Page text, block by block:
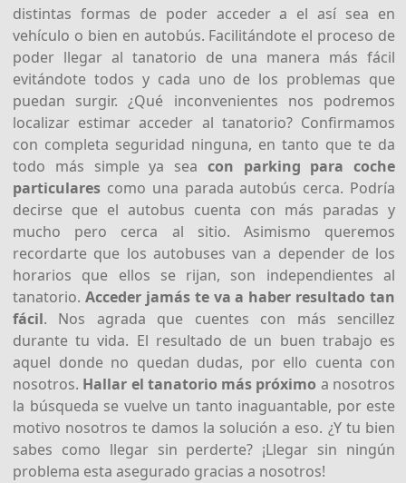
distintas formas de poder acceder a el así sea en
vehículo o bien en autobús. Facilitándote el proceso de
poder llegar al tanatorio de una manera más fácil
evitándote todos y cada uno de los problemas que
puedan surgir. ¿Qué inconvenientes nos podremos
localizar estimar acceder al tanatorio? Confirmamos
con completa seguridad ninguna, en tanto que te da
todo más simple ya sea con parking para coche
particulares como una parada autobús cerca. Podría
decirse que el autobus cuenta con más paradas y
mucho pero cerca al sitio. Asimismo queremos
recordarte que los autobuses van a depender de los
horarios que ellos se rijan, son independientes al
tanatorio. Acceder jamás te va a haber resultado tan
fácil. Nos agrada que cuentes con más sencillez
durante tu vida. El resultado de un buen trabajo es
aquel donde no quedan dudas, por ello cuenta con
nosotros. Hallar el tanatorio más próximo a nosotros
la búsqueda se vuelve un tanto inaguantable, por este
motivo nosotros te damos la solución a eso. ¿Y tu bien
sabes como llegar sin perderte? ¡Llegar sin ningún
problema esta asegurado gracias a nosotros!